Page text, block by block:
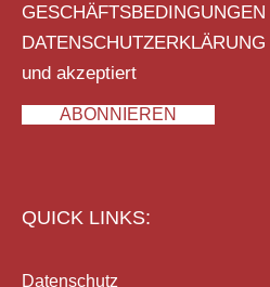
GESCHÄFTSBEDINGUNGEN
DATENSCHUTZERKLÄRUNG
und akzeptiert
ABONNIEREN
QUICK LINKS:
Datenschutz